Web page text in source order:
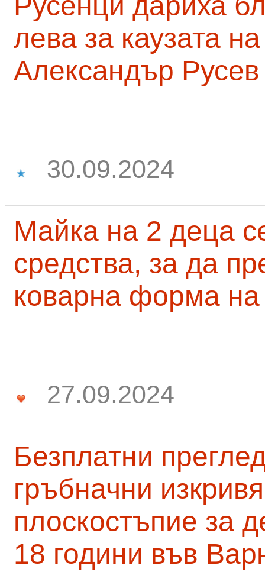
лева за каузата
Александър Русев
30.09.2024
Майка на 2 деца
средства, за да
коварна форма на
27.09.2024
Безплатни
гръбначни
плоскостъпие за
18 години във